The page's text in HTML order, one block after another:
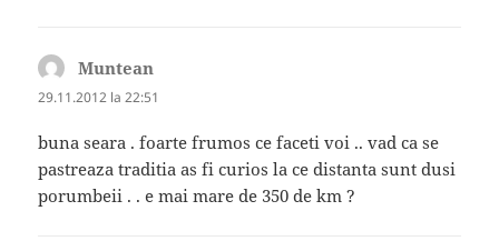
Muntean
29.11.2012 la 22:51
buna seara . foarte frumos ce faceti voi .. vad ca se
pastreaza traditia as fi curios la ce distanta sunt dusi
porumbeii . . e mai mare de 350 de km ?